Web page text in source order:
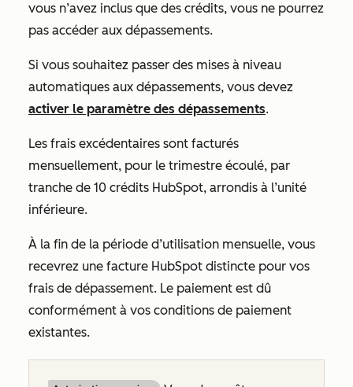
vous n’avez inclus que des crédits, vous ne pourrez
pas accéder aux dépassements.
Si vous souhaitez passer des mises à niveau
automatiques aux dépassements, vous devez
activer le paramètre des dépassements.
Les frais excédentaires sont facturés
mensuellement, pour le trimestre écoulé, par
tranche de 10 crédits HubSpot, arrondis à l’unité
inférieure.
À la fin de la période d’utilisation mensuelle, vous
recevrez une facture HubSpot distincte pour vos
frais de dépassement. Le paiement est dû
conformément à vos conditions de paiement
existantes.